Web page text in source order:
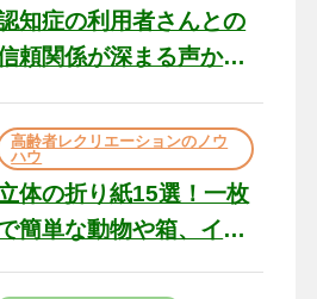
知症の利用者さんとの
頼関係が深まる声かけ
の現場から（22）
高齢者レクリエーションのノウ
ハウ
体の折り紙15選！一枚
簡単な動物や箱、イン